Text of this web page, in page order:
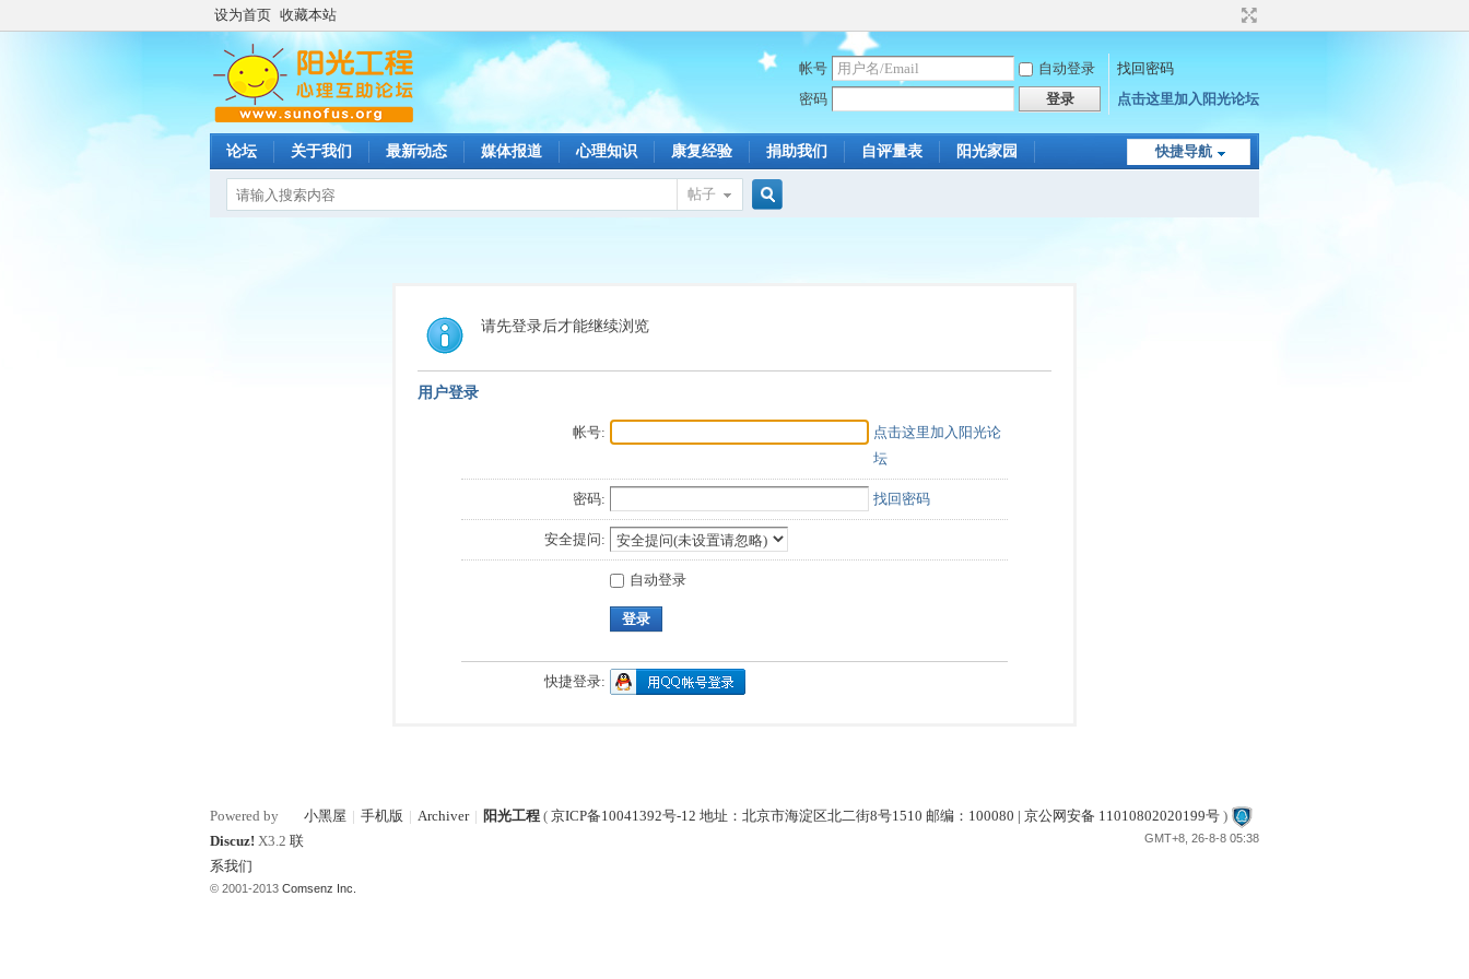
设为首页 收藏本站
帐号 自动登录
找回密码
密码
登录 点击这里加入阳光论坛
快捷导航
论坛 关于我们 最新动态 媒体报道 心理知识 康复经验 捐助我们 自评量表 阳光家园
帖子
请先登录后才能继续浏览
用户登录
帐号:
点击这里加入阳光论
坛
密码: 找回密码
安全提问:
自动登录
登录
快捷登录:
小黑屋 | 手机版 | Archiver | 阳光工程 ( 京ICP备10041392号-12 地址：北京市海淀区北二街8号1510 邮编：100080 | 京公网安备 11010802020199号 )
GMT+8, 26-8-8 05:38
Powered by
Discuz! X3.2 联
系我们
© 2001-2013 Comsenz Inc.